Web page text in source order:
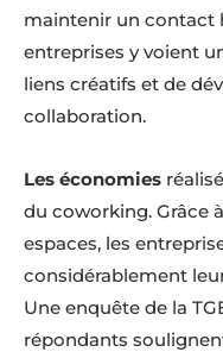
maintenir un contact
entreprises y voient
liens créatifs et de
collaboration.
Les économies
du coworking. Grâce
espaces, les
considérablement
Une enquête de la
répondants